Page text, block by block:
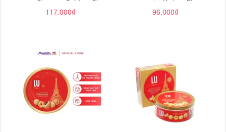
117.000₫
96.000₫